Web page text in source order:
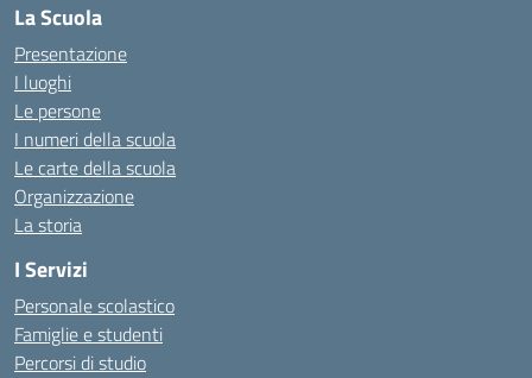
La Scuola
Presentazione
I luoghi
Le persone
I numeri della scuola
Le carte della scuola
Organizzazione
La storia
I Servizi
Personale scolastico
Famiglie e studenti
Percorsi di studio